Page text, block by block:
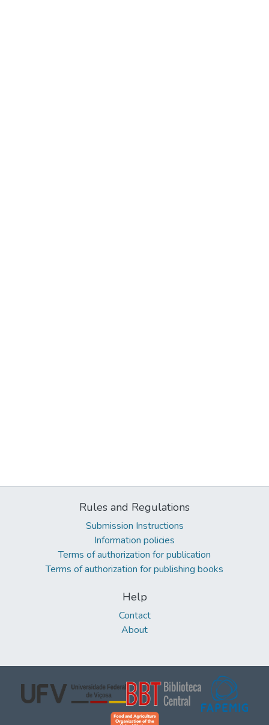
Rules and Regulations
Submission Instructions
Information policies
Terms of authorization for publication
Terms of authorization for publishing books
Help
Contact
About